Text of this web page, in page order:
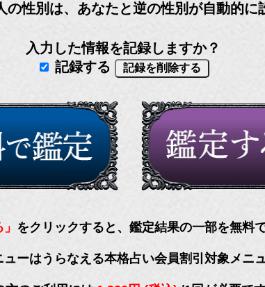
の性別は、あなたと逆の性別が自動的に
入力した情報を記録しますか？
記録する
をクリックすると、鑑定結果の一部を無料
ューはうらなえる本格占い会員割引対象メニュ